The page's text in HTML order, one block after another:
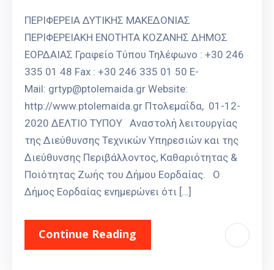
ΠΕΡΙΦΕΡΕΙΑ ΔΥΤΙΚΗΣ ΜΑΚΕΔΟΝΙΑΣ
ΠΕΡΙΦΕΡΕΙΑΚΗ ΕΝΟΤΗΤΑ ΚΟΖΑΝΗΣ ΔΗΜΟΣ
ΕΟΡΔΑΙΑΣ Γραφείο Τύπου Τηλέφωνο : +30 246
335 01 48 Fax : +30 246 335 01 50 E-
Mail: grtyp@ptolemaida.gr Website:
http://www.ptolemaida.gr Πτολεμαΐδα, 01-12-
2020 ΔΕΛΤΙΟ ΤΥΠΟΥ Αναστολή λειτουργίας
της Διεύθυνσης Τεχνικών Υπηρεσιών και της
Διεύθυνσης Περιβάλλοντος, Καθαριότητας &
Ποιότητας Ζωής του Δήμου Εορδαίας. Ο
Δήμος Εορδαίας ενημερώνει ότι […]
Continue Reading